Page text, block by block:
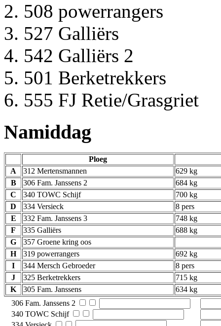
508 powerrangers
527 Galliërs
542 Galliërs 2
501 Berketrekkers
555 FJ Retie/Grasgriet
Namiddag
Ploeg
A
312 Mertensmannen
629 kg
B
306 Fam. Janssens 2
684 kg
C
340 TOWC Schijf
700 kg
D
334 Versieck
8 pers
E
332 Fam. Janssens 3
748 kg
F
335 Galliërs
688 kg
G
357 Groene kring oos
H
319 powerrangers
692 kg
I
344 Mersch Gebroeder
8 pers
J
325 Berketrekkers
715 kg
K
305 Fam. Janssens 634 kg
306 Fam. Janssens 2
340 TOWC Schijf